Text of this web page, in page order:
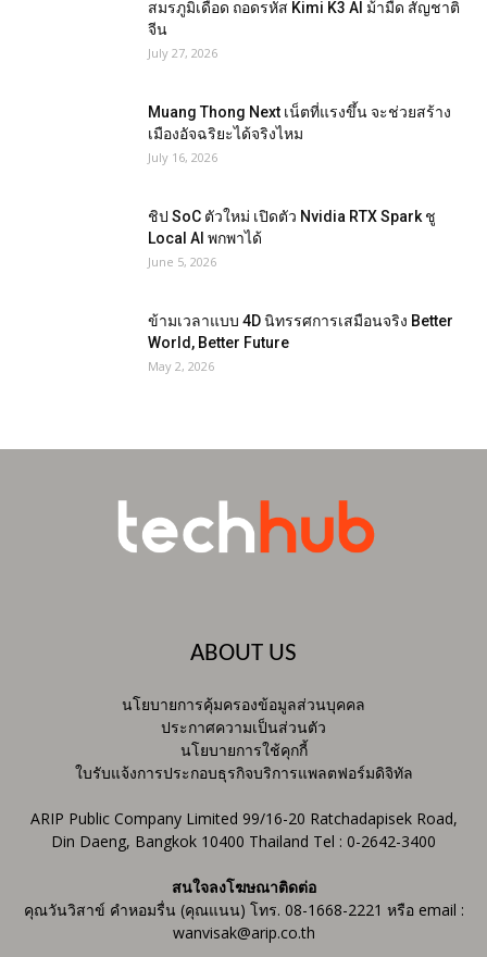
สมรภูมิเดือด ถอดรหัส Kimi K3 AI ม้ามืด สัญชาติ
จีน
July 27, 2026
Muang Thong Next เน็ตที่แรงขึ้น จะช่วยสร้าง
เมืองอัจฉริยะได้จริงไหม
July 16, 2026
ชิป SoC ตัวใหม่ เปิดตัว Nvidia RTX Spark ชู
Local AI พกพาได้
June 5, 2026
ข้ามเวลาแบบ 4D นิทรรศการเสมือนจริง Better
World, Better Future
May 2, 2026
ABOUT US
นโยบายการคุ้มครองข้อมูลส่วนบุคคล
ประกาศความเป็นส่วนตัว
นโยบายการใช้คุกกี้
ใบรับแจ้งการประกอบธุรกิจบริการแพลตฟอร์มดิจิทัล
ARIP Public Company Limited 99/16-20 Ratchadapisek Road,
Din Daeng, Bangkok 10400 Thailand Tel : 0-2642-3400
สนใจลงโฆษณาติดต่อ
คุณวันวิสาข์ คำหอมรื่น (คุณแนน) โทร. 08-1668-2221 หรือ email :
wanvisak@arip.co.th